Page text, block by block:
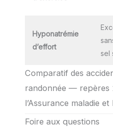
Hyponatrémie
d’effort
sel
Comparatif des
randonnée — repères
l’Assurance maladie
Foire aux questions